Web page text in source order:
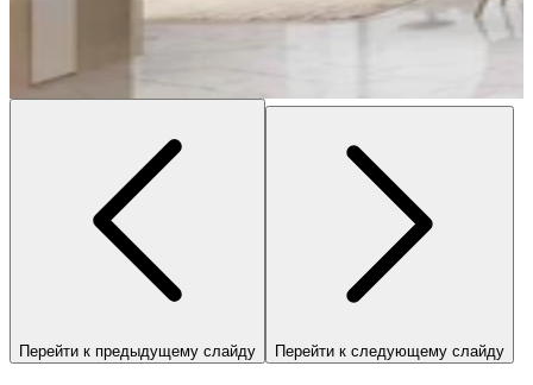
Перейти к предыдущему слайду Перейти к следующему слайду